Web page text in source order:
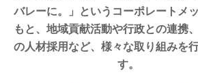
バレーに。」というコーポレートメ
もと、地域貢献活動や行政との連携
の人材採用など、様々な取り組みを
す。